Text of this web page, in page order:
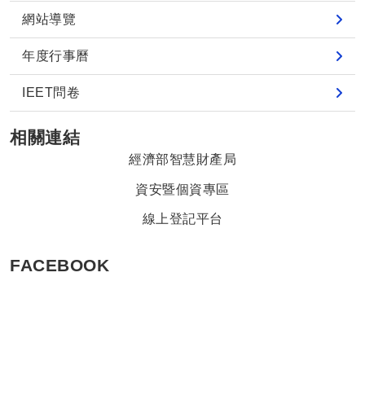
網站導覽
年度行事曆
IEET問卷
相關連結
經濟部智慧財產局
資安暨個資專區
線上登記平台
FACEBOOK